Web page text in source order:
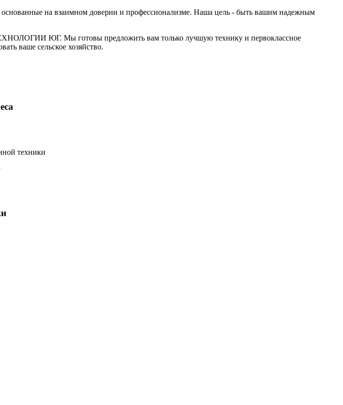
на взаимном доверии и профессионализме. Наша цель - быть вашим надежным
ЮГ. Мы готовы предложить вам только лучшую технику и первоклассное
ваше сельское хозяйство.
техники